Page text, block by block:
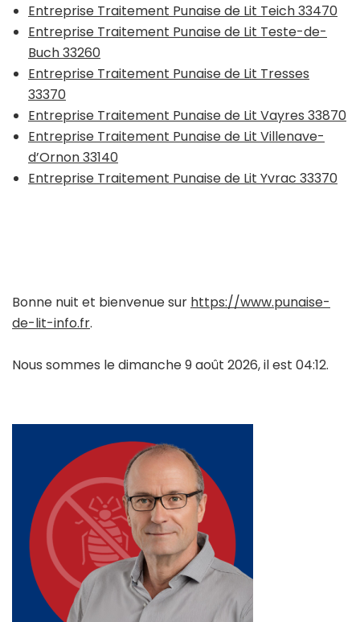
Entreprise Traitement Punaise de Lit Teich 33470
Entreprise Traitement Punaise de Lit Teste-de-
Buch 33260
Entreprise Traitement Punaise de Lit Tresses
33370
Entreprise Traitement Punaise de Lit Vayres 33870
Entreprise Traitement Punaise de Lit Villenave-
d’Ornon 33140
Entreprise Traitement Punaise de Lit Yvrac 33370
Bonne nuit et bienvenue sur https://www.punaise-
de-lit-info.fr.
Nous sommes le dimanche 9 août 2026, il est 04:12.